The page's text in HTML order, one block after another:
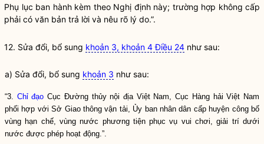
Phụ lục ban hành kèm theo Nghị định này; trường hợp không cấp
phải có văn bản trả lời và nêu rõ lý do.”.
12. Sửa đổi, bổ sung khoản 3, khoản 4 Điều 24 như sau:
a) Sửa đổi, bổ sung khoản 3 như sau:
“3. Chỉ đạo Cục Đường thủy nội địaViệt Nam, Cục Hàng hải Việt Nam
phối hợp với Sở Giao thông vận tải, Ủy ban nhân dân cấp huyện công bố
vùng hạn chế, vùng nước phương tiện phục vụ vui chơi, giải trí dưới
nước được phép hoạt động.”.